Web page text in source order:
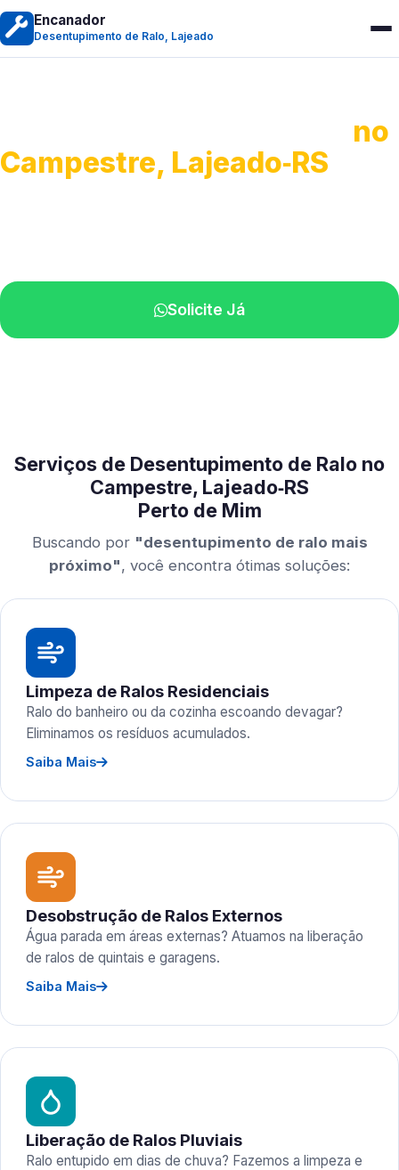
Encanador
Desentupimento de Ralo, Lajeado
no
Campestre, Lajeado‑RS
Solicite Já
Serviços de Desentupimento de Ralo no
Campestre, Lajeado‑RS
Perto de Mim
Buscando por "desentupimento de ralo mais
próximo", você encontra ótimas soluções:
Limpeza de Ralos Residenciais
Ralo do banheiro ou da cozinha escoando devagar?
Eliminamos os resíduos acumulados.
Saiba Mais
Desobstrução de Ralos Externos
Água parada em áreas externas? Atuamos na liberação
de ralos de quintais e garagens.
Saiba Mais
Liberação de Ralos Pluviais
Ralo entupido em dias de chuva? Fazemos a limpeza e